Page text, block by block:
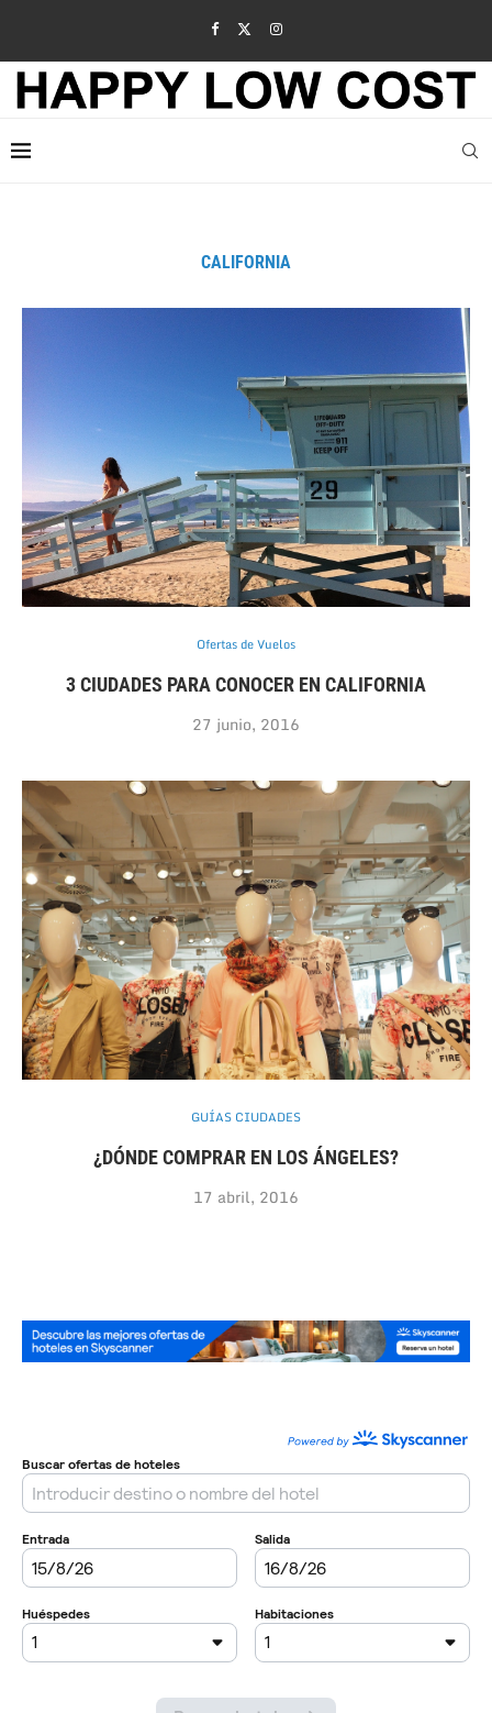
CALIFORNIA
Ofertas de Vuelos
3 CIUDADES PARA CONOCER EN CALIFORNIA
27 junio, 2016
GUÍAS CIUDADES
¿DÓNDE COMPRAR EN LOS ÁNGELES?
17 abril, 2016